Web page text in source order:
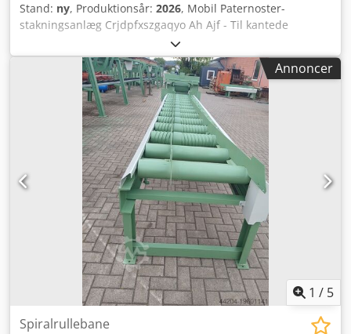
Stand: ny, Produktionsår: 2026, Mobil Paternoster-
stakningsanlæg Crjdpfxszgaqyo Ah Ajf - Til kantede
brædder - Længder: fra 2-5 m - Kapacitet: 20-30 brædder
pr. minut - Samlet tilslutningseffekt: ca. 15 kW - Samlet
vægt: 3940 kg Dette er et "PLUG and PLAY"-anlæg. Hele
stakningsmaskinen kan placeres på det ønskede sted ved
hjælp af en gaffeltruck. En strømtilslutning via et CE-stik er
tilstrækkelig, og anlægget starter, som det fremgår af
videoen. Forskellige stakhøjder og stakbredder kan
forudindstilles.
Annoncer
1 / 5
Spiralrullebane